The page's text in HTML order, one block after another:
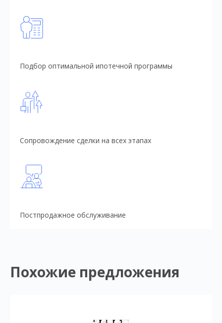
Подбор оптимальной ипотечной программы
Сопровождение сделки на всех этапах
Постпродажное обслуживание
Похожие предложения